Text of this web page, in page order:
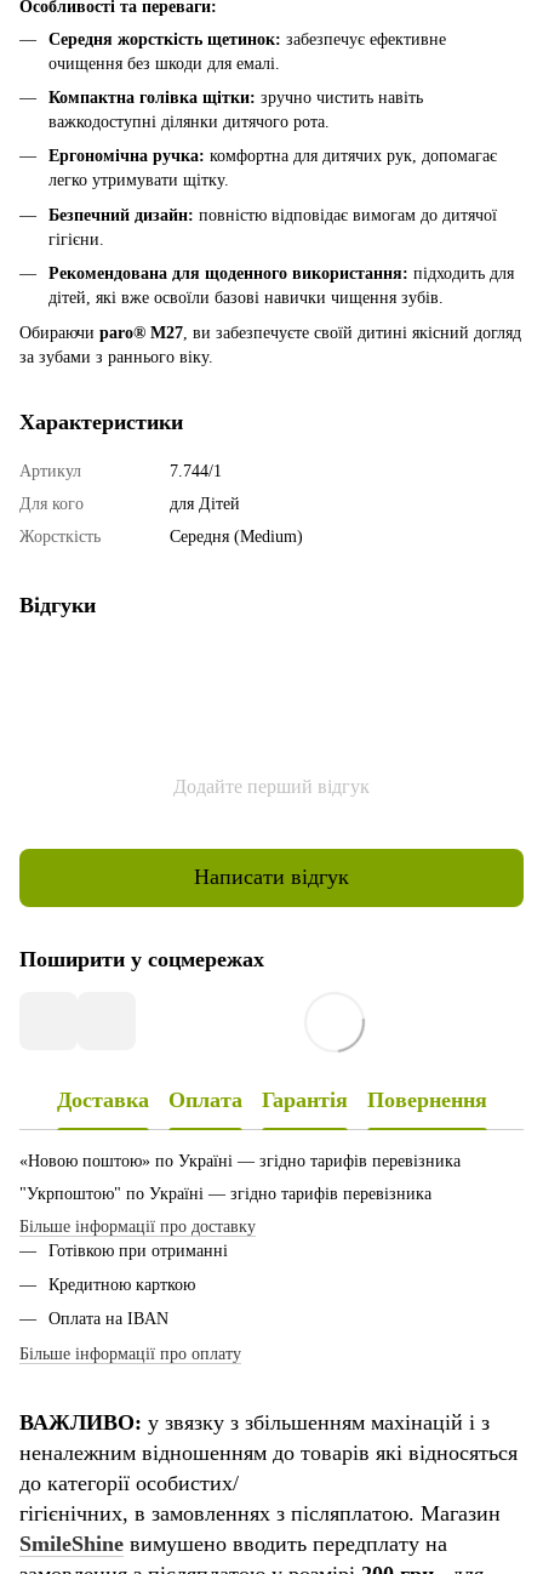
Особливості та переваги:
Середня жорсткість щетинок: забезпечує ефективне
очищення без шкоди для емалі.
Компактна голівка щітки: зручно чистить навіть
важкодоступні ділянки дитячого рота.
Ергономічна ручка: комфортна для дитячих рук, допомагає
легко утримувати щітку.
Безпечний дизайн: повністю відповідає вимогам до дитячої
гігієни.
Рекомендована для щоденного використання: підходить для
дітей, які вже освоїли базові навички чищення зубів.
Обираючи paro® M27 , ви забезпечуєте своїй дитині якісний догляд
за зубами з раннього віку.
Характеристики
Артикул
7.744/1
Для кого
для Дітей
Жорсткість
Середня (Medium)
Відгуки
Додайте перший відгук
Написати відгук
Поширити у соцмережах
Доставка Оплата Гарантія Повернення
«Новою поштою» по Україні — згідно тарифів перевізника
"Укрпоштою" по Україні — згідно тарифів перевізника
Більше інформації про доставку
Готівкою при отриманні
Кредитною карткою
Оплата на IBAN
Більше інформації про оплату
ВАЖЛИВО: у звязку з збільшенням махінацій і з
неналежним відношенням до товарів які відносяться
до категорії особистих/
гігієнічних, в замовленнях з післяплатою. Магазин
SmileShine вимушено вводить передплату на